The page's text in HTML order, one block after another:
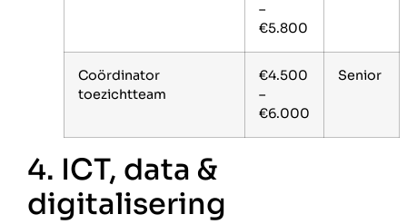
–
€5.800
Coördinator
toezichtteam
€4.500
–
€6.000
Senior
4. ICT, data &
digitalisering